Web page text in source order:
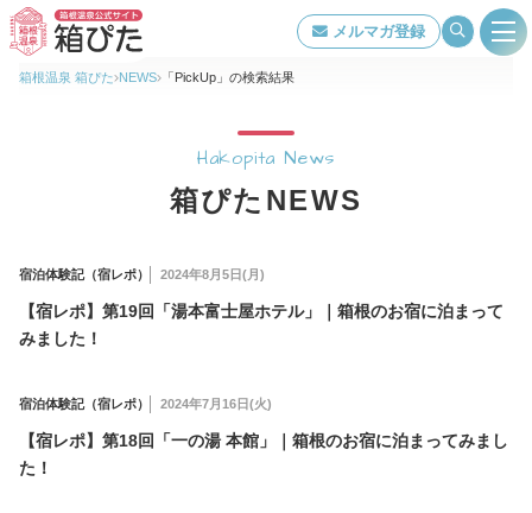
メルマガ登録
旅館・ホテル検索
箱根温泉について
特集ページ一覧
交通アクセス
箱根温泉 箱ぴた NEWS 「PickUp」の検索結果
Hakopita News
箱ぴたNEWS
宿泊体験記（宿レポ） 2024年8月5日(月)
【宿レポ】第19回「湯本富士屋ホテル」｜箱根のお宿に泊まって
みました！
宿泊体験記（宿レポ） 2024年7月16日(火)
【宿レポ】第18回「一の湯 本館」｜箱根のお宿に泊まってみまし
た！